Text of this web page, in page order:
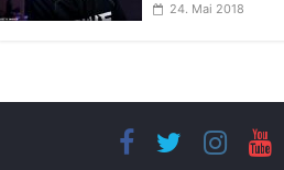
24. Mai 2018